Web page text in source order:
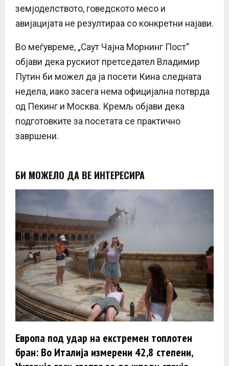
земјоделството, говедското месо и
авијацијата не резултираа со конкретни најави.
Во меѓувреме, „Саут Чајна Морнинг Пост“
објави дека рускиот претседател Владимир
Путин би можел да ја посети Кина следната
недела, иако засега нема официјална потврда
од Пекинг и Москва. Кремљ објави дека
подготовките за посетата се практично
завршени.
БИ МОЖЕЛО ДА ВЕ ИНТЕРЕСИРА
Европа под удар на екстремен топлотен
бран: Во Италија измерени 42,8 степени,